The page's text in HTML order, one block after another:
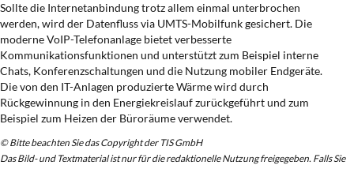
Sollte die Internetanbindung trotz allem einmal unterbrochen
werden, wird der Datenfluss via UMTS-Mobilfunk gesichert. Die
moderne VoIP-Telefonanlage bietet verbesserte
Kommunikationsfunktionen und unterstützt zum Beispiel interne
Chats, Konferenzschaltungen und die Nutzung mobiler Endgeräte.
Die von den IT-Anlagen produzierte Wärme wird durch
Rückgewinnung in den Energiekreislauf zurückgeführt und zum
Beispiel zum Heizen der Büroräume verwendet.
© Bitte beachten Sie das Copyright der TIS GmbH
Das Bild- und Textmaterial ist nur für die redaktionelle Nutzung freigegeben. Falls Sie